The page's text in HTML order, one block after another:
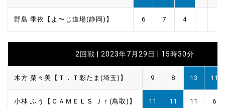
野島 季依【よ〜じ道場(静岡)】 6 7 4
2回戦 | 2023年7月29日 | 15時30分
木方 菜々美【Ｔ．Ｔ彩たま(埼玉)】 9 8 13 11
小林 ふう【ＣＡＭＥＬＳ Ｊｒ(鳥取)】 11 11 11 6